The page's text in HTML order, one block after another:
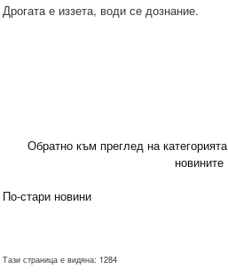
Дрогата е иззета, води се дознание.
Обратно към преглед на категорията
новините
По-стари новини
Тази страница е видяна: 1284